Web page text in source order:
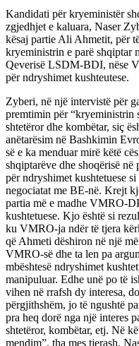
Kandidati për kryeministër
zgjedhjet e kaluara, Naser
kësaj partie Ali Ahmetit, për
kryeministrin e parë shqiptar
Qeverisë LSDM-BDI, nëse
për ndryshimet kushteutese.
Zyberi, në një intervistë për
premtimin për “kryeministrin
shtetëror dhe kombëtar, siç
anëtarësim në Bashkimin
së e ka menduar mirë këtë
shqiptarëve dhe shoqërisë
për ndryshimet kushtetuese
negociatat me BE-në. Krejt
partia më e madhe VMRO-
kushtetuese. Kjo është si
ku VMRO-ja ndër të tjera
që Ahmeti dëshiron në një
VMRO-së dhe ta len pa
mbështesë ndryshimet
manipuluar. Edhe unë po të
vihen në rrafsh dy interesa,
përgjithshëm, jo të ngushtë
pra heq dorë nga një interes
shtetëror, kombëtar, etj. Në
mendim”, tha mes tjerash,